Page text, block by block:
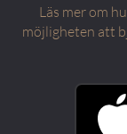
Läs mer om
möjligheten att